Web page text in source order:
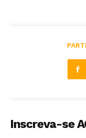
Inscreva-se